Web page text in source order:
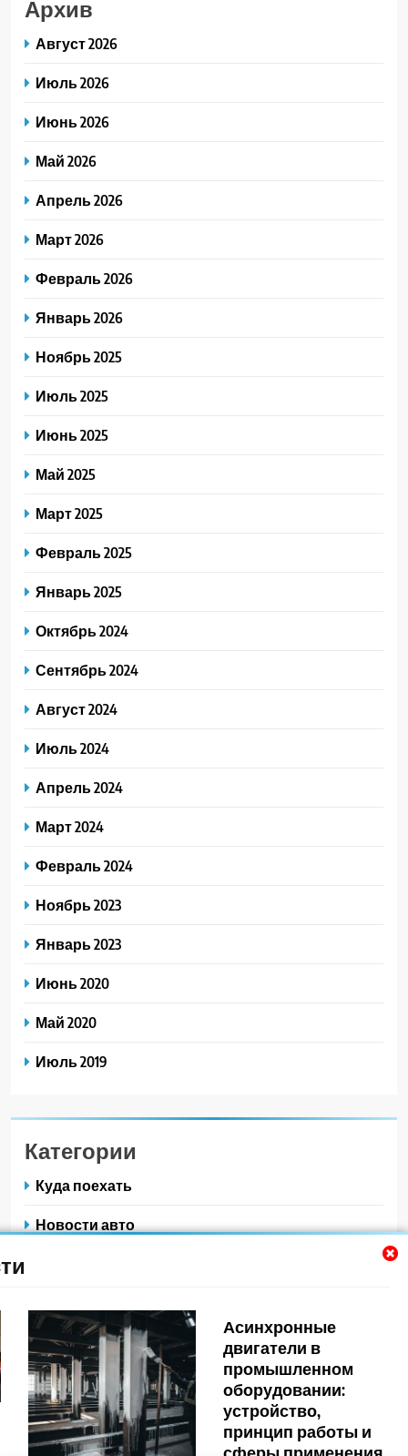
Асинхронные
двигатели в
промышленном
оборудовании:
устройство,
принцип работы и
Архив
Август 2026
Июль 2026
Июнь 2026
Май 2026
Апрель 2026
Март 2026
Февраль 2026
Январь 2026
Ноябрь 2025
Июль 2025
Июнь 2025
Май 2025
Март 2025
Февраль 2025
Январь 2025
Октябрь 2024
Сентябрь 2024
Август 2024
Июль 2024
Апрель 2024
Март 2024
Февраль 2024
Ноябрь 2023
Январь 2023
Июнь 2020
Май 2020
Июль 2019
Категории
Куда поехать
Новости авто
Советы автомобилистам
Техобслуживание своими руками